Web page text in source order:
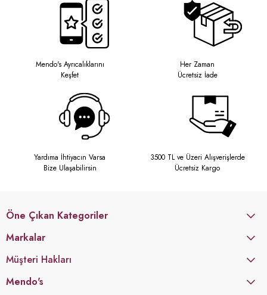
Mendo's Ayrıcalıklarını
Keşfet
Her Zaman
Ücretsiz İade
Yardıma İhtiyacın Varsa
Bize Ulaşabilirsin
3500 TL ve Üzeri Alışverişlerde
Ücretsiz Kargo
Öne Çıkan Kategoriler
Markalar
Müşteri Hakları
Mendo's